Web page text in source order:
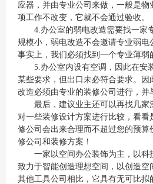
应器，并由专业公司来做，一般是
项工作不改变，它就不会通过验收。
4.办公室的弱电改造需要找一家
规模小，弱电改造不会邀请专业弱电
事实上，我们必须找到一个专业薄弱
5.办公室内设有空调，因此在安
某些要求，但出口未必符合要求。因
改造必须由专业的装修公司进行，并
最后，建议业主还可以再找几家
对一些装修设计方案进行比较，看看
修公司会出来合理而不超过您的预算
修公司和装修方案！
一家以空间办公装饰为主，以科
致力于智能创造理想空间，以创造空
其他工具公司相比，它具有无可比拟